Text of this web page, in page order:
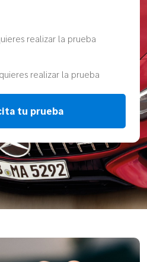
realizar la prueba
realizar la prueba
tu prueba